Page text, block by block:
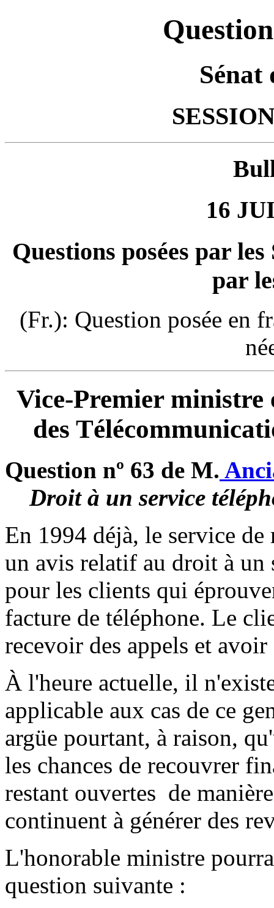
Sénat
16
Questions posées par
par
(Fr.): Question posée en
Vice-Premier ministre
des
Question nº 63 de M.
Droit à un service
En 1994 déjà, le service
un avis relatif au droit à
pour les clients qui
facture de téléphone. Le
recevoir des appels et avoir
À l'heure actuelle, il
applicable aux cas de ce
argüe pourtant, à raison,
les chances de recouvrer
restant ouvertes ­ de
continuent à générer des
L'honorable ministre
question suivante :